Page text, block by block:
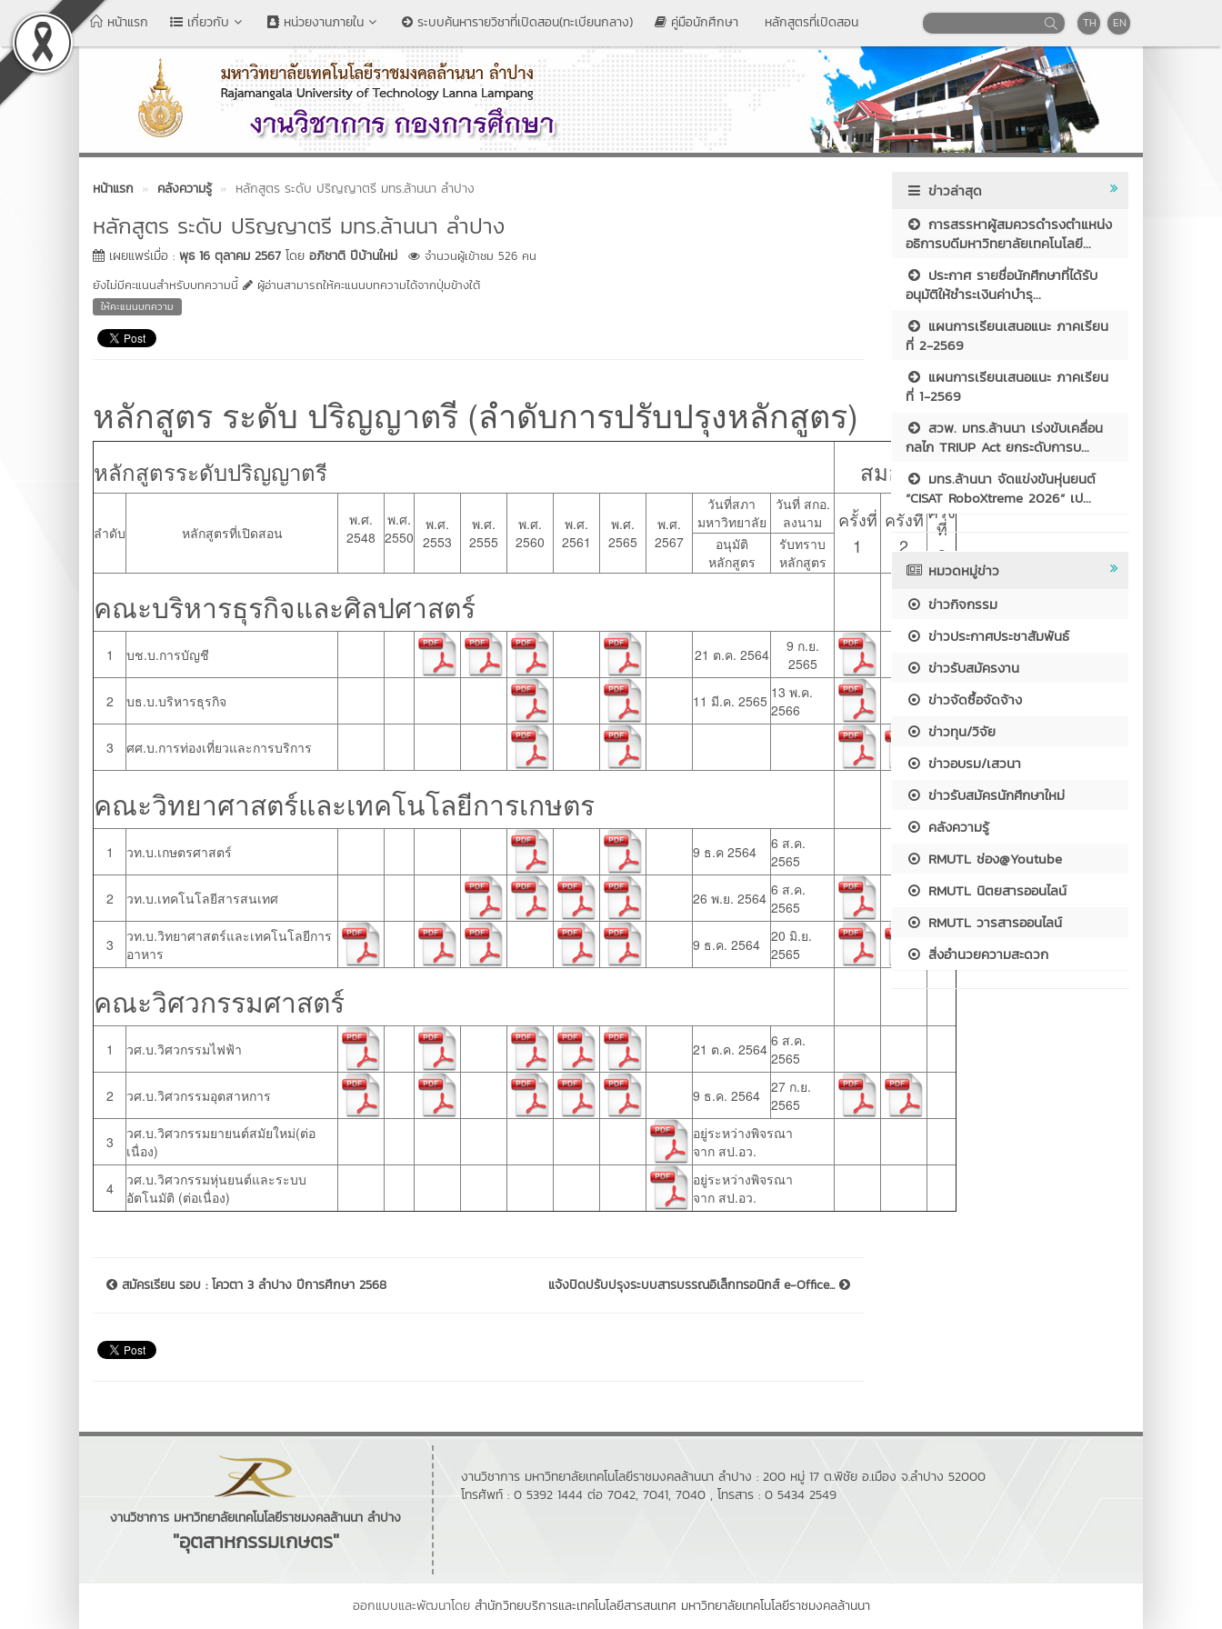
หน้าแรก เกี่ยวกับ หน่วยงานภายใน ระบบค้นหารายวิชาที่เปิดสอน(ทะเบียนกลาง) คู่มือนักศึกษา หลักสูตรที่เปิดสอน TH EN
หน้าแรก คลังความรู้ หลักสูตร ระดับ ปริญญาตรี มทร.ล้านนา ลำปาง
หลักสูตร ระดับ ปริญญาตรี มทร.ล้านนา ลำปาง
เผยแพร่เมื่อ : พุธ 16 ตุลาคม 2567 โดย อภิชาติ ปีบ้านใหม่
จำนวนผู้เข้าชม 526 คน
ยังไม่มีคะแนนสำหรับบทความนี้
ผู้อ่านสามารถให้คะแนนบทความได้จากปุ่มข้างใต้
ให้คะแนนบทความ
หลักสูตร ระดับ ปริญญาตรี (ลำดับการปรับปรุงหลักสูตร)
หลักสูตรระดับปริญญาตรี สมอ.08
ลำดับ หลักสูตรที่เปิดสอน
พ.ศ.
2548
พ.ศ.
2550
พ.ศ.
2553
พ.ศ.
2555
พ.ศ.
2560
พ.ศ.
2561
พ.ศ.
2565
พ.ศ.
2567
วันที่สภา
มหาวิทยาลัย
วันที่ สกอ.
ลงนาม
ครั้งที่
1
ครั้งที่
2
ครั้ง
ที่
3
อนุมัติ
หลักสูตร
รับทราบ
หลักสูตร
คณะบริหารธุรกิจและศิลปศาสตร์
1 บช.บ.การบัญชี 21 ต.ค. 2564
9 ก.ย.
2565
2 บธ.บ.บริหารธุรกิจ 11 มี.ค. 2565 13 พ.ค.
2566
3 ศศ.บ.การท่องเที่ยวและการบริการ
คณะวิทยาศาสตร์และเทคโนโลยีการเกษตร
1 วท.บ.เกษตรศาสตร์ 9 ธ.ค 2564
6 ส.ค.
2565
2 วท.บ.เทคโนโลยีสารสนเทศ 26 พ.ย. 2564 6 ส.ค.
2565
3
วท.บ.วิทยาศาสตร์และเทคโนโลยีการ
อาหาร
9 ธ.ค. 2564 20 มิ.ย.
2565
คณะวิศวกรรมศาสตร์
1 วศ.บ.วิศวกรรมไฟฟ้า 21 ต.ค. 2564 6 ส.ค.
2565
2 วศ.บ.วิศวกรรมอุตสาหการ 9 ธ.ค. 2564 27 ก.ย.
2565
3
วศ.บ.วิศวกรรมยายนต์สมัยใหม่(ต่อ
เนื่อง)
อยู่ระหว่างพิจรณา
จาก สป.อว.
4
วศ.บ.วิศวกรรมหุ่นยนต์และระบบ
อัตโนมัติ (ต่อเนื่อง)
อยู่ระหว่างพิจรณา
จาก สป.อว.
สมัครเรียน รอบ : โควตา 3 ลำปาง ปีการศึกษา 2568 แจ้งปิดปรับปรุงระบบสารบรรณอิเล็กทรอนิกส์ e-Office...
ข่าวล่าสุด
การสรรหาผู้สมควรดำรงตำแหน่ง
อธิการบดีมหาวิทยาลัยเทคโนโลยี...
ประกาศ รายชื่อนักศึกษาที่ได้รับ
อนุมัติให้ชำระเงินค่าบำรุ...
แผนการเรียนเสนอแนะ ภาคเรียน
ที่ 2-2569
แผนการเรียนเสนอแนะ ภาคเรียน
ที่ 1-2569
สวพ. มทร.ล้านนา เร่งขับเคลื่อน
กลไก TRIUP Act ยกระดับการบ...
มทร.ล้านนา จัดแข่งขันหุ่นยนต์
“CISAT RoboXtreme 2026” เป...
หมวดหมู่ข่าว
ข่าวกิจกรรม
ข่าวประกาศประชาสัมพันธ์
ข่าวรับสมัครงาน
ข่าวจัดซื้อจัดจ้าง
ข่าวทุน/วิจัย
ข่าวอบรม/เสวนา
ข่าวรับสมัครนักศึกษาใหม่
คลังความรู้
RMUTL ช่อง@Youtube
RMUTL นิตยสารออนไลน์
RMUTL วารสารออนไลน์
สิ่งอำนวยความสะดวก
งานวิชาการ มหาวิทยาลัยเทคโนโลยีราชมงคลล้านนา ลำปาง
"อุตสาหกรรมเกษตร"
งานวิชาการ มหาวิทยาลัยเทคโนโลยีราชมงคลล้านนา ลำปาง : 200 หมู่ 17 ต.พิชัย อ.เมือง จ.ลำปาง 52000
โทรศัพท์ : 0 5392 1444 ต่อ 7042, 7041, 7040 , โทรสาร : 0 5434 2549
ออกแบบและพัฒนาโดย สำนักวิทยบริการและเทคโนโลยีสารสนเทศ มหาวิทยาลัยเทคโนโลยีราชมงคลล้านนา